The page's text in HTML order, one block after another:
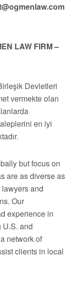
LAW FIRM –
Devletleri
vermekte olan
en iyi
but focus on
are as diverse as
and
Our
experience in
and
network of
clients in local